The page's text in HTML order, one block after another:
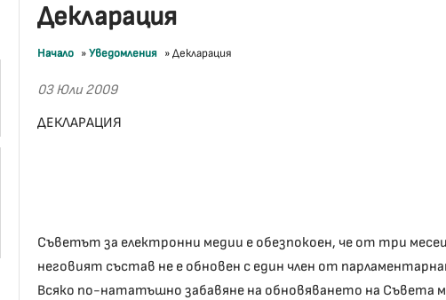
Декларация
Начало »Уведомления »Декларация
03 Юли 2009
ДЕКЛАРАЦИЯ
Съветът за електронни медии е обезпокоен, че от три
неговият състав не е обновен с един член от
Всяко по-нататъшно забавяне на обновяването на